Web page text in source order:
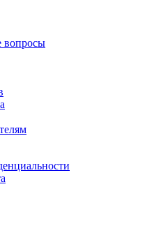
вопросы